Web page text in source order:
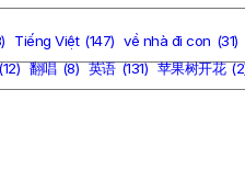
Tiếng Việt (147) về nhà đi con (31)
翻唱 (8) 英语 (131) 苹果树开花